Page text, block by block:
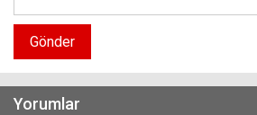
Gönder
Yorumlar